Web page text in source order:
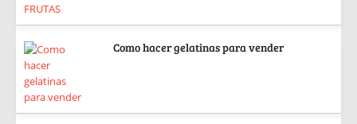
Como hacer gelatinas para vender